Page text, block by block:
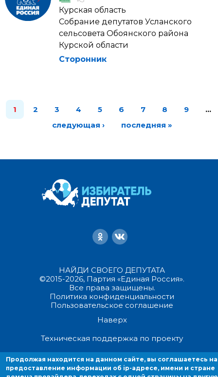
Курская область
Собрание депутатов Усланского
сельсовета Обоянского района
Курской области
Сторонник
1 2 3 4 5 6 7 8 9
…
следующая ›
последняя »
НАЙДИ СВОЕГО ДЕПУТАТА
©2015-2026, Партия «Единая Россия».
Все права защищены.
Политика конфиденциальности
Пользовательское соглашение
Наверх
Техническая поддержка по проекту
Продолжая находиться на данном сайте, вы соглашаетесь на
предоставление информации об ip-адресе, имени и стране домена
Продолжая находится на данном сайте, вы соглашаетесь на
предоставление информации об ip-адресе, имени и стране